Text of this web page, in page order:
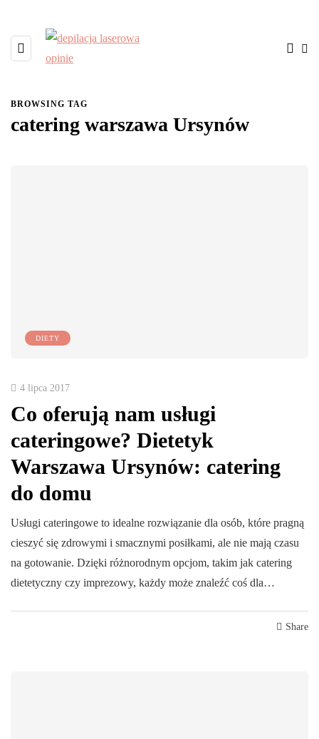
BROWSING TAG
catering warszawa Ursynów
DIETY
4 lipca 2017
Co oferują nam usługi
cateringowe? Dietetyk
Warszawa Ursynów: catering
do domu
Usługi cateringowe to idealne rozwiązanie dla osób, które pragną
cieszyć się zdrowymi i smacznymi posiłkami, ale nie mają czasu
na gotowanie. Dzięki różnorodnym opcjom, takim jak catering
dietetyczny czy imprezowy, każdy może znaleźć coś dla…
Share